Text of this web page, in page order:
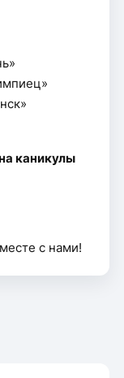
каникулы
с нами!